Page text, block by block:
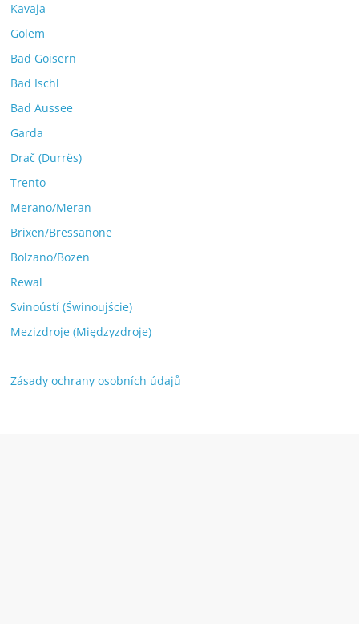
Kavaja
Golem
Bad Goisern
Bad Ischl
Bad Aussee
Garda
Drač (Durrës)
Trento
Merano/Meran
Brixen/Bressanone
Bolzano/Bozen
Rewal
Svinoústí (Świnoujście)
Mezizdroje (Międzyzdroje)
Zásady ochrany osobních údajů